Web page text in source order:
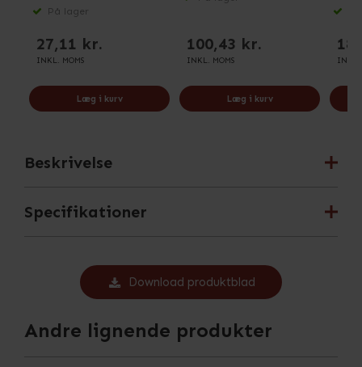
På lager
27,11 kr.
INKL. MOMS
Læg i kurv
100,43 kr.
INKL. MOMS
Læg i kurv
INKL.
Beskrivelse
Specifikationer
Download produktblad
Andre lignende produkter